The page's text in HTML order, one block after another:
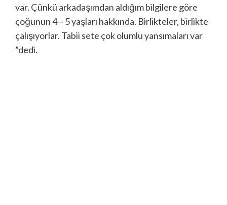
var. Çünkü arkadaşımdan aldığım bilgilere göre
çoğunun 4 – 5 yaşları hakkında. Birlikteler, birlikte
çalışıyorlar. Tabii sete çok olumlu yansımaları var
”dedi.